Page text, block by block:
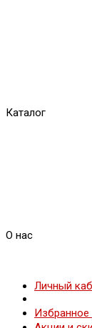
Каталог
О нас
Личный
Избранное